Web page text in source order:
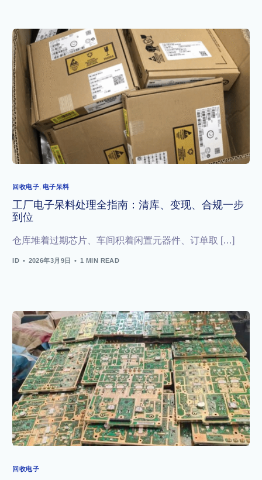
回收电子, 电子呆料
工厂电子呆料处理全指南：清库、变现、合规一步
到位
仓库堆着过期芯片、车间积着闲置元器件、订单取 […]
ID 2026年3月9日 1 MIN READ
回收电子